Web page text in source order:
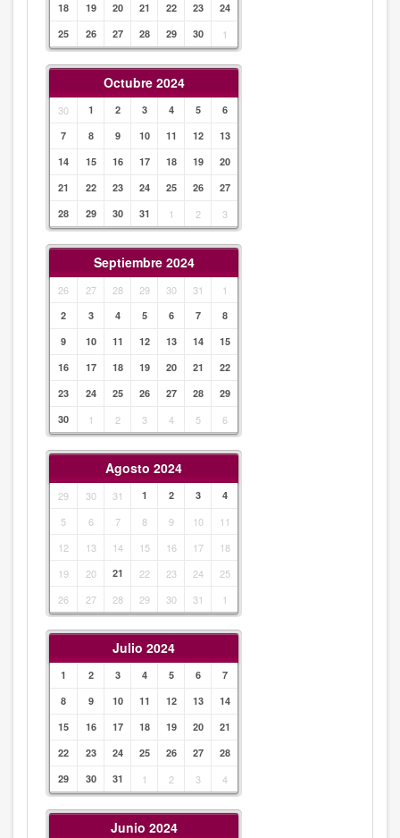
18
19 20 21 22 23
24
25
26 27 28 29 30 1
Octubre 2024
30 1 2 3 4 5
6
7
8 9 10 11 12
13
14
15 16 17 18 19
20
21
22 23 24 25 26
27
28
29 30 31 1 2 3
Septiembre 2024
26 27 28 29 30 31 1
2 3 4 5 6 7
8
9
10 11 12 13 14
15
16
17 18 19 20 21
22
23
24 25 26 27 28
29
30
1 2 3 4 5 6
Agosto 2024
29 30 31 1 2 3 4
5 6 7 8 9 10
11
12
13 14 15 16 17
18
19
20 21 22 23 24
25
26
27 28 29 30 31 1
Julio 2024
1 2 3 4 5 6
7
8
9 10 11 12 13
14
15
16 17 18 19 20
21
22
23 24 25 26 27
28
29
30 31 1 2 3 4
Junio 2024